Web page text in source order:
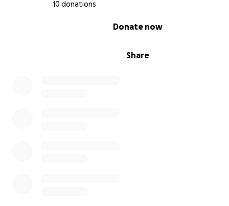
10 donations
Share
Donate now